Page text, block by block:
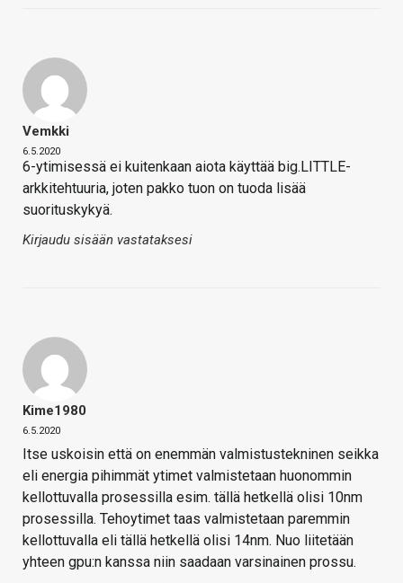
Vemkki
6.5.2020
6-ytimisessä ei kuitenkaan aiota käyttää big.LITTLE-
arkkitehtuuria, joten pakko tuon on tuoda lisää
suorituskykyä.
Kirjaudu sisään vastataksesi
Kime1980
6.5.2020
Itse uskoisin että on enemmän valmistustekninen seikka
eli energia pihimmät ytimet valmistetaan huonommin
kellottuvalla prosessilla esim. tällä hetkellä olisi 10nm
prosessilla. Tehoytimet taas valmistetaan paremmin
kellottuvalla eli tällä hetkellä olisi 14nm. Nuo liitetään
yhteen gpu:n kanssa niin saadaan varsinainen prossu.